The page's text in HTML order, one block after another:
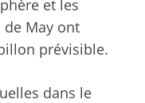
et les
de May ont
prévisible.
dans le